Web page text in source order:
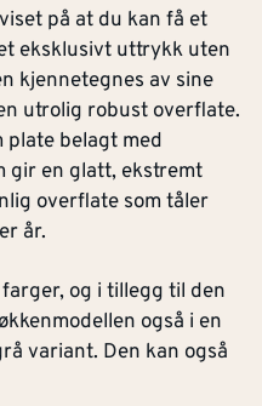
på at du kan få et
eksklusivt uttrykk uten
kjennetegnes av sine
utrolig robust overflate.
plate belagt med
gir en glatt, ekstremt
overflate som tåler
år.
og i tillegg til den
også i en
variant. Den kan også